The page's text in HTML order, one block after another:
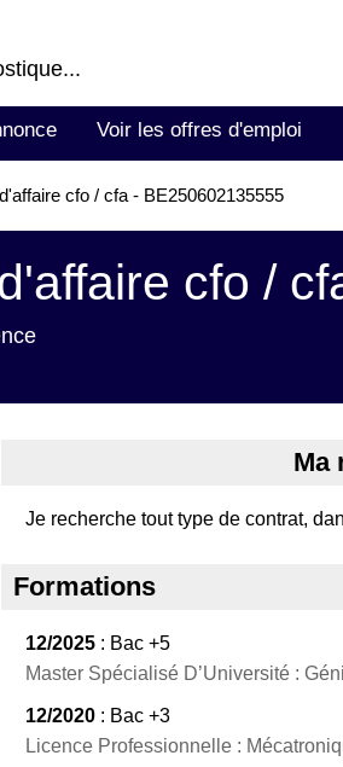
Voir les offres d'emploi
cfo / cfa - BE250602135555
cfo /
Ma
Je recherche tout type de contrat,
Formations
12/2025 : Bac +5
Master Spécialisé D’Université :
12/2020 : Bac +3
Licence Professionnelle :